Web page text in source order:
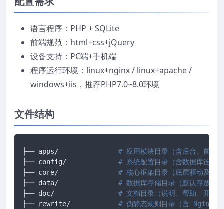
语言程序：PHP + SQLite
前端规范：html+css+jQuery
设备支持：PC端+手机端
程序运行环境：linux+nginx / linux+apache /
windows+iis，推荐PHP7.0~8.0环境
文件结构
# 应用模块目录（含后台、前台
# 系统配置目录（含数据库连接
# 核心框架目录（底层驱动及框
# 数据库存储目录（默认存放
# 文档目录（说明、帮助、开发
# 伪静态规则目录（含 Nginx/